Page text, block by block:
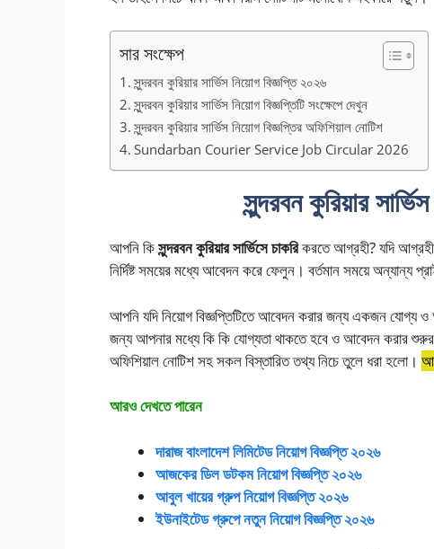
সার সংক্ষেপ
সুন্দরবন কুরিয়ার সার্ভিস নিয়োগ বিজ্ঞপ্তি ২০২৬
সুন্দরবন কুরিয়ার সার্ভিস নিয়োগ বিজ্ঞপ্তিটি সংক্ষেপে দেখুন
সুন্দরবন কুরিয়ার সার্ভিস নিয়োগ বিজ্ঞপ্তির অফিশিয়াল নোটিশ
Sundarban Courier Service Job Circular 2026
সুন্দরবন কুরিয়ার
আপনি কিসুন্দরবন কুরিয়ার সার্ভিসে চাকরিকরতে আগ্রহী? যদি আগ্রহী
নির্দিষ্ট সময়ের মধ্যে আবেদন করে ফেলুন। বর্তমান সময়ে অন্যান্য
আপনি যদি নিয়োগ বিজ্ঞপ্তিটিতে আবেদন করার জন্য একজন যোগ্য
জন্য আপনার মধ্যে কি কি যোগ্যতা থাকতে হবে ও আবেদন করার
অফিশিয়াল নোটিশ সহ সকল বিস্তারিত তথ্য নিচে তুলে ধরা হলো।
আরও দেখতে পারেন
দারাজ বাংলাদেশ লিমিটেড নিয়োগ বিজ্ঞপ্তি ২০২৬
আজকের ডিল ডটকম নিয়োগ বিজ্ঞপ্তি ২০২৬
আবুল খায়ের গ্রুপ নিয়োগ বিজ্ঞপ্তি ২০২৬
ইউনাইটেড গ্রুপে নতুন নিয়োগ বিজ্ঞপ্তি ২০২৬